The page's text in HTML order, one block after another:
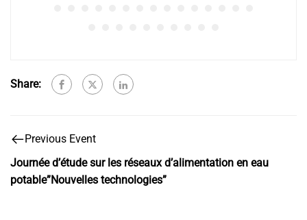
Share:
Previous Event
Journée d’étude sur les réseaux d’alimentation en eau
potable”Nouvelles technologies”